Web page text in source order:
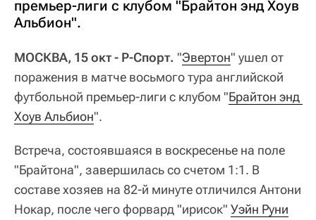
премьер-лиги с клубом "Брайтон энд Хоув
Альбион".
МОСКВА, 15 окт - Р-Спорт. "Эвертон" ушел от
поражения в матче восьмого тура английской
футбольной премьер-лиги с клубом "Брайтон энд
Хоув Альбион".
Встреча, состоявшаяся в воскресенье на поле
"Брайтона", завершилась со счетом 1:1. В
составе хозяев на 82-й минуте отличился Антони
Нокар, после чего форвард "ирисок" Уэйн Руни